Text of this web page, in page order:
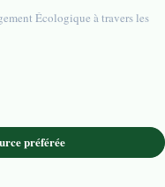
Écologique à travers les
préférée